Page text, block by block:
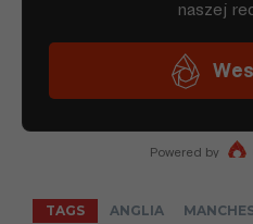
TAGS ANGLIA